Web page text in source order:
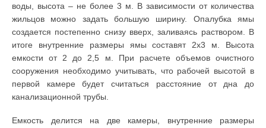
воды, высота – не более 3 м. В зависимости от количества
жильцов можно задать большую ширину. Опалубка ямы
создается постепенно снизу вверх, заливаясь раствором. В
итоге внутренние размеры ямы составят 2х3 м. Высота
емкости от 2 до 2,5 м. При расчете объемов очистного
сооружения необходимо учитывать, что рабочей высотой в
первой камере будет считаться расстояние от дна до
канализационной трубы.
Емкость делится на две камеры, внутренние размеры